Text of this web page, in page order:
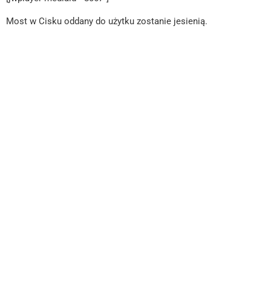
Most w Cisku oddany do użytku zostanie jesienią.